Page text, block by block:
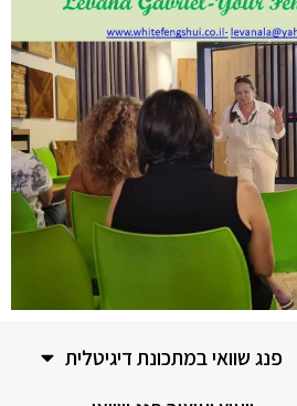
פנג שוואי במתכונת דיגיטלית